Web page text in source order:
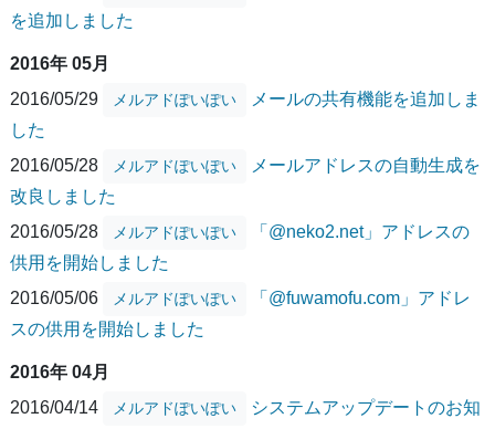
を追加しました
2016年 05月
2016/05/29
メルアドぽいぽい
メールの共有機能を追加しま
した
2016/05/28
メルアドぽいぽい
メールアドレスの自動生成を
改良しました
2016/05/28
メルアドぽいぽい
「@neko2.net」アドレスの
供用を開始しました
2016/05/06
メルアドぽいぽい
「@fuwamofu.com」アドレ
スの供用を開始しました
2016年 04月
2016/04/14
メルアドぽいぽい
システムアップデートのお知